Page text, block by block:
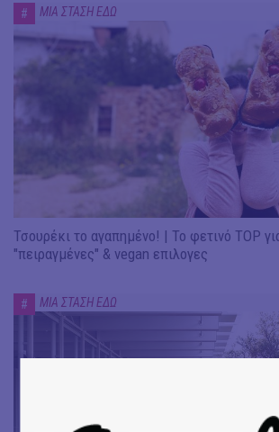
# ΜΙΑ ΣΤΑΣΗ ΕΔΩ
Τσουρέκι το αγαπημένο! | Το φετινό TOP
"πειραγμένες" & vegan επιλογες
# ΜΙΑ ΣΤΑΣΗ ΕΔΩ